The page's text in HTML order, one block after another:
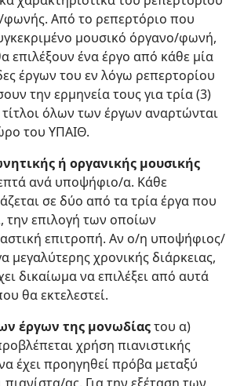
Από το ρεπερτόριο που
μουσικό όργανο/φωνή,
επιλέξουν ένα έργο από κάθε μία
έργων του εν λόγω ρεπερτορίου
την ερμηνεία τους για τρία (3)
όλων των έργων αναρτώνται
του ΥΠΑΙΘ.
ή οργανικής μουσικής
ανά υποψήφιο/α. Κάθε
σε δύο από τα τρία έργα που
την επιλογή των οποίων
επιτροπή. Αν ο/η υποψήφιος/
μεγαλύτερης χρονικής διάρκειας,
δικαίωμα να επιλέξει από αυτά
θα εκτελεστεί.
έργων της μονωδίαςτου α)
χρήση πιανιστικής
έχει προηγηθεί πρόβα μεταξύ